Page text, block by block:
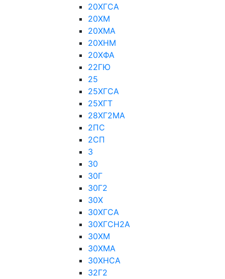
20ХГСА
20ХМ
20ХМА
20ХНМ
20ХФА
22ГЮ
25
25ХГСА
25ХГТ
28ХГ2МА
2ПС
2СП
3
30
30Г
30Г2
30Х
30ХГСА
30ХГСН2А
30ХМ
30ХМА
30ХНСА
32Г2